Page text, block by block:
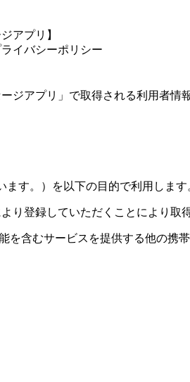
アプリ】
イバシーポリシー
ジアプリ」で取得される利用者情
す。）を以下の目的で利用します
り登録していただくことにより取
含むサービスを提供する他の携